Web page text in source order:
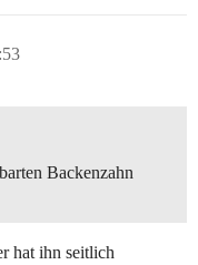
Backenzahn
hat ihn seitlich